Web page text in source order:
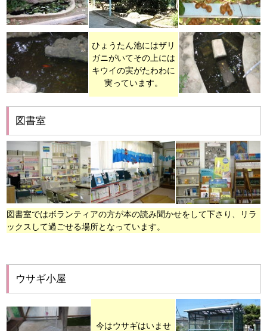
ひょうたん池にはザリ
ガニがいてその上には
キウイの実がたわわに
実っています。
図書室
図書室ではボランティアの方が本の読み聞かせをして下さり、リラ
ックスして過ごせる場所となっています。
ウサギ小屋
今はウサギはいませ